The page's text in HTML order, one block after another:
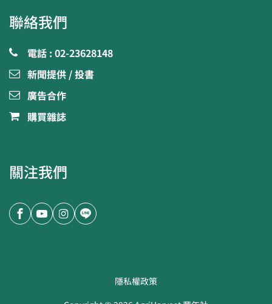
聯絡我們
電話 : 02-23628148
新聞提供 / 投書
廣告合作
購買雜誌
關注我們
隱私權政策